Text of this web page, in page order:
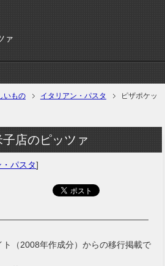
ァ
いもの イタリアン・パスタ
ピザポケッ
店のピッツァ
・パスタ]
ト（2008年作成分）からの移行掲載で